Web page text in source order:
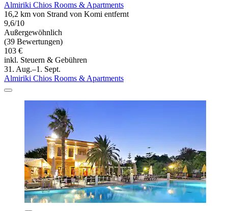
Almiriki Chios Rooms & Apartments
16,2 km von Strand von Komi entfernt
9,6/10
Außergewöhnlich
(39 Bewertungen)
103 €
inkl. Steuern & Gebühren
31. Aug.–1. Sept.
Almiriki Chios Rooms & Apartments